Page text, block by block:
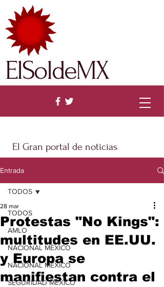
El Gran portal de noticias
ElSoldeMX
Entrada
TODOS
AMLO
NACIONAL MÉXICO
NACIONAL MÉXICO
SEGURIDAD MÉXICO
TODOS
Protestas "No Kings":
multitudes en EE.UU.
y Europa se
manifiestan contra el
28 mar